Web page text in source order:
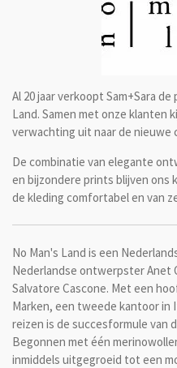
Al 20 jaar verkoopt Sam+Sara
Land. Samen met onze klanten
verwachting uit naar de nieuwe
De combinatie van elegante
en bijzondere prints blijven ons
de kleding comfortabel en van
No Man's Land is een
Nederlandse ontwerpster Anet
Salvatore Cascone. Met een
Marken, een tweede kantoor in
reizen is de succesformule van
Begonnen met één
inmiddels uitgegroeid tot een